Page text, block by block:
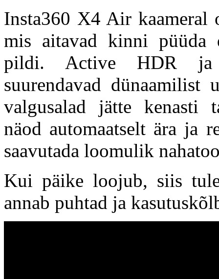
Insta360 X4 Air kaameral
mis aitavad kinni püüda
pildi. Active HDR ja
suurendavad dünaamilist
valgusalad jätte kenasti
näod automaatselt ära ja
saavutada loomulik
Kui päike loojub, siis
annab puhtad ja